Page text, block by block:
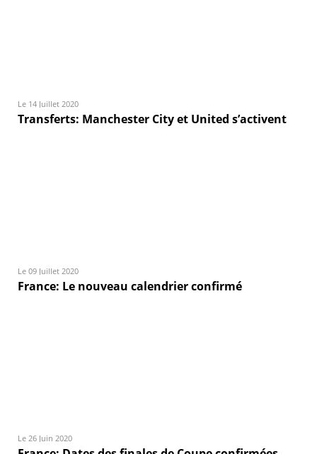
Le 14 Juillet 2020
Transferts: Manchester City et United s’activent
Le 09 Juillet 2020
France: Le nouveau calendrier confirmé
Le 26 Juin 2020